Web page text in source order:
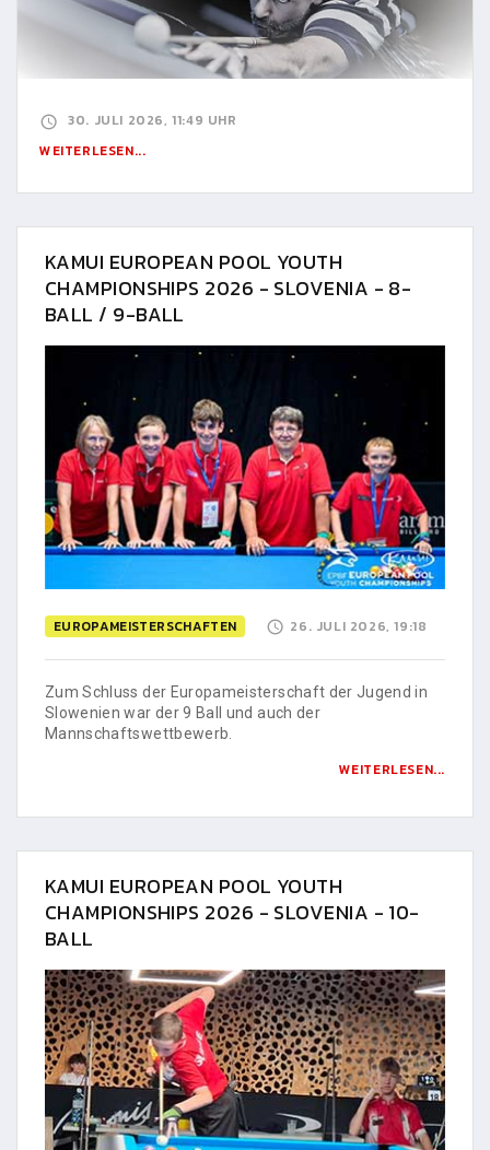
30. JULI 2026, 11:49 UHR
WEITERLESEN...
KAMUI EUROPEAN POOL YOUTH
CHAMPIONSHIPS 2026 - SLOVENIA - 8-
BALL / 9-BALL
EUROPAMEISTERSCHAFTEN 26. JULI 2026, 19:18
Zum Schluss der Europameisterschaft der Jugend in
Slowenien war der 9 Ball und auch der
Mannschaftswettbewerb.
WEITERLESEN...
KAMUI EUROPEAN POOL YOUTH
CHAMPIONSHIPS 2026 - SLOVENIA - 10-
BALL